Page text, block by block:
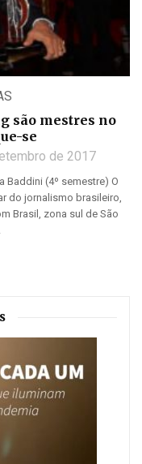
são mestres no
se
de 2017
Baddini (4º semestre) O
do jornalismo brasileiro,
Brasil, zona sul de São